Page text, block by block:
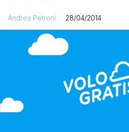
Andrea Petroni 28/04/2014